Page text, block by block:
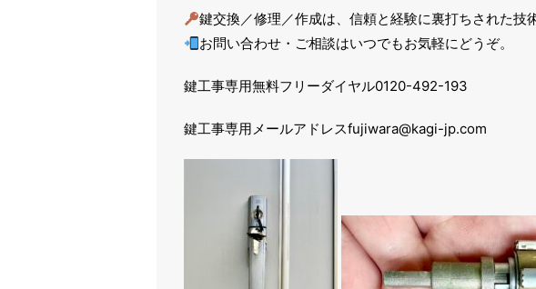
鍵交換／修理／作成は、信頼と経験に裏打ちされた技術
お問い合わせ・ご相談はいつでもお気軽にどうぞ。
鍵工事専用無料フリーダイヤル0120-492-193
鍵工事専用メールアドレスfujiwara@kagi-jp.com